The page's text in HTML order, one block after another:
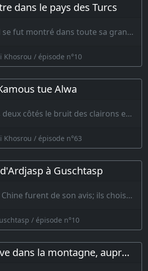
dans le pays des Turcs
Lorsque le soleil se fut montré dans toute sa grandeur, qu’il eut occupé sa place su…
Khosrou / épisode n°10
tue Alwa
On entendit des deux côtés le bruit des clairons et des timbales ; Les incantations et la ruse ne pouva…
Khosrou / épisode n°63
à Guschtasp
Les braves de la Chine furent de son avis; ils choisirent parmi eux deux hommes, dont l’un…
/ épisode n°10
Isfendiar arrive dans la montagne, auprès de Guschtasp